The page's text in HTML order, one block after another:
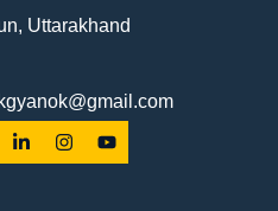
Uttarakhand